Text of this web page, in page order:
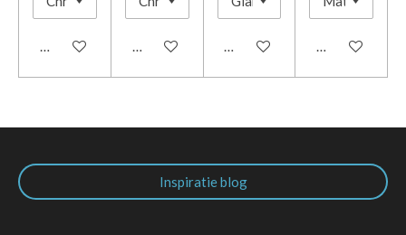
In winkelwagen In winkelwagenIn winkelwagenIn
Inspiratie blog